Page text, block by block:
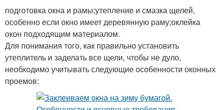
подготовка окна и рамы;утепление и смазка щелей,
особенно если окно имеет деревянную раму;оклейка
окон подходящим материалом.
Для понимания того, как правильно установить
утеплитель и заделать все щели, чтобы не дуло,
необходимо учитывать следующие особенности оконных
проемов: